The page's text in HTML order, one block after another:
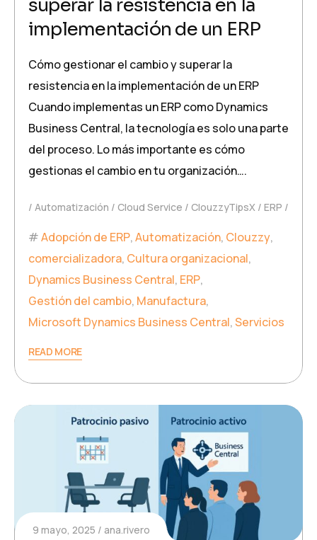
superar la resistencia en la
implementación de un ERP
Cómo gestionar el cambio y superar la
resistencia en la implementación de un ERP
Cuando implementas un ERP como Dynamics
Business Central, la tecnología es solo una parte
del proceso. Lo más importante es cómo
gestionas el cambio en tu organización….
Automatización Cloud Service ClouzzyTipsX ERP
Adopción de ERP,Automatización, Clouzzy,
comercializadora, Cultura organizacional,
Dynamics Business Central, ERP,
Gestión del cambio, Manufactura,
Microsoft Dynamics Business Central,Servicios
READ MORE
9 mayo, 2025 ana.rivero